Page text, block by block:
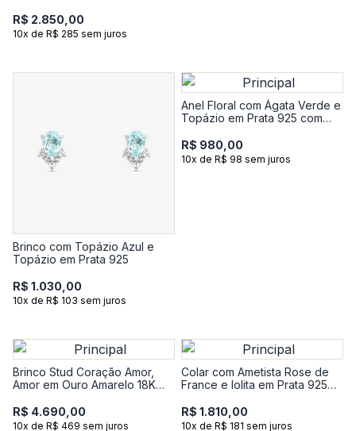
R$ 2.850,00
10x de R$ 285 sem juros
Brinco com Topázio Azul e
Topázio em Prata 925
R$ 1.030,00
10x de R$ 103 sem juros
Anel Floral com Ágata Verde e
Topázio em Prata 925 com
R$ 980,00
10x de R$ 98 sem juros
Brinco Stud Coração Amor,
Amor em Ouro Amarelo 18K
R$ 4.690,00
10x de R$ 469 sem juros
Colar com Ametista Rose de
France e Iolita em Prata 925
R$ 1.810,00
10x de R$ 181 sem juros